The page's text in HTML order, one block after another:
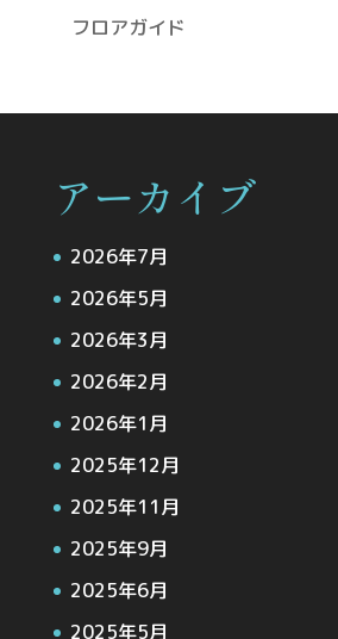
フロアガイド
アーカイブ
2026年7月
2026年5月
2026年3月
2026年2月
2026年1月
2025年12月
2025年11月
2025年9月
2025年6月
2025年5月